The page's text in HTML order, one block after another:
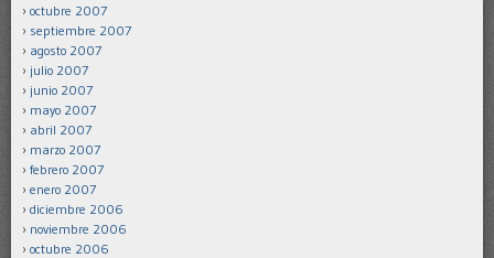
octubre 2007
septiembre 2007
agosto 2007
julio 2007
junio 2007
mayo 2007
abril 2007
marzo 2007
febrero 2007
enero 2007
diciembre 2006
noviembre 2006
octubre 2006